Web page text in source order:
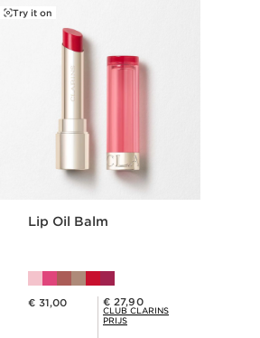
Try it on
Lip Oil Balm
€ 31,00 Club Clarins Prijs € 27,90
€ 27,90
CLUB CLARINS
PRIJS